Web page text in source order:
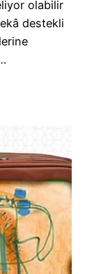
olabilir
destekli